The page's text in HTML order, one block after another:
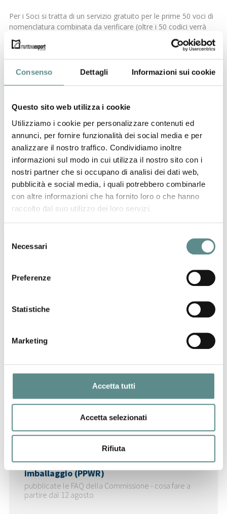
Consenso Dettagli Informazioni sui cookie
Questo sito web utilizza i cookie
Utilizziamo i cookie per personalizzare contenuti ed
annunci, per fornire funzionalità dei social media e per
analizzare il nostro traffico. Condividiamo inoltre
informazioni sul modo in cui utilizza il nostro sito con i
nostri partner che si occupano di analisi dei dati web,
pubblicità e social media, i quali potrebbero combinarle
con altre informazioni che ha fornito loro o che hanno
raccolto dal suo utilizzo dei loro servizi.
delNecessari
Preferenze
Statistiche
Marketing
Accetta tutti
Accetta selezionati
Rifiuta
Per i Soci si tratta di un servizio gratuito per le prime 50 voci di
nomenclatura combinata da verificare (oltre i 50 codici verrà
comunicato un preventivo), mentre alle imprese non associate
verranno richiesti 2 Euro per voce doganale, con un minimo di
20 Euro.
successivo:intrastat
06/08/2026
Regolamento sugli imballaggi e rifiuti di
CHIUSURA ESTIVA UFFICI
Ultime News
Regolamento sugli imballaggi e rifiuti di
imballaggio (PPWR)
pubblicate le FAQ della Commissione - cosa fare a
partire dal 12 agosto